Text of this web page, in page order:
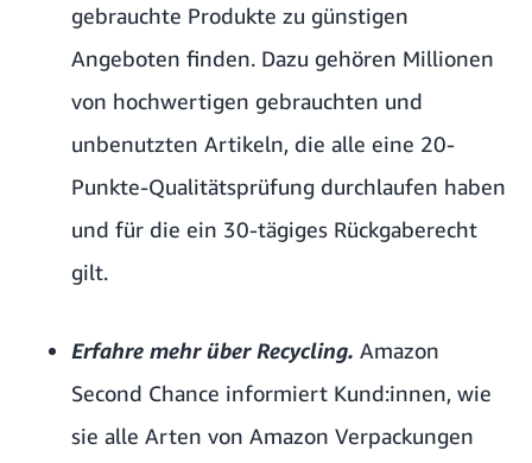
gebrauchte Produkte zu günstigen
Angeboten finden. Dazu gehören Millionen
von hochwertigen gebrauchten und
unbenutzten Artikeln, die alle eine 20-
Punkte-Qualitätsprüfung durchlaufen haben
und für die ein 30-tägiges Rückgaberecht
gilt.
Erfahre mehr über Recycling. Amazon
Second Chance informiert Kund:innen, wie
sie alle Arten von Amazon Verpackungen